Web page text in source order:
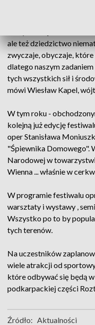
ale też dziedzictwo
zwyczaje, obyczaje, które
dlatego naszym
tych wszystkich sił i
mówi Wiesław Kapel,
W tym roku -
kolejną już edycję
oper Stanisława
"Śpiewnika Domowego".
Narodowej w
Wienna ... właśnie w
W programie festiwalu
warsztaty i wystawy ,
Wszystko po to by
tych terenów.
Na uczestników
wiele atrakcji od
które odbywać się będą
podkarpackiej części
Źródło: Aktualności